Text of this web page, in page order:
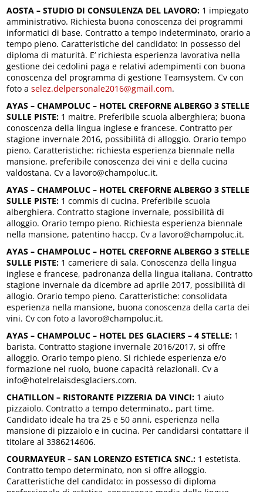
AOSTA – STUDIO DI CONSULENZA DEL LAVORO: 1 impiegato
amministrativo. Richiesta buona conoscenza dei programmi
informatici di base. Contratto a tempo indeterminato, orario a
tempo pieno. Caratteristiche del candidato: In possesso del
diploma di maturità. E’ richiesta esperienza lavorativa nella
gestione dei cedolini paga e relativi adempimenti con buona
conoscenza del programma di gestione Teamsystem. Cv con
foto aselez.delpersonale2016@gmail.com.
AYAS – CHAMPOLUC – HOTEL CREFORNE ALBERGO 3 STELLE
SULLE PISTE: 1 maitre. Preferibile scuola alberghiera; buona
conoscenza della lingua inglese e francese. Contratto per
stagione invernale 2016, possibilità di alloggio. Orario tempo
pieno. Caratteristiche: richiesta esperienza biennale nella
mansione, preferibile conoscenza dei vini e della cucina
valdostana. Cv a lavoro@champoluc.it.
AYAS – CHAMPOLUC – HOTEL CREFORNE ALBERGO 3 STELLE
SULLE PISTE: 1 commis di cucina. Preferibile scuola
alberghiera. Contratto stagione invernale, possibilità di
alloggio. Orario tempo pieno. Richiesta esperienza biennale
nella mansione, patentino haccp. Cv a lavoro@champoluc.it.
AYAS – CHAMPOLUC – HOTEL CREFORNE ALBERGO 3 STELLE
SULLE PISTE: 1 cameriere di sala. Conoscenza della lingua
inglese e francese, padronanza della lingua italiana. Contratto
stagione invernale da dicembre ad aprile 2017, possibilità di
allogio. Orario tempo pieno. Caratteristiche: consolidata
esperienza nella mansione, buona conoscenza della carta dei
vini. Cv con foto a lavoro@champoluc.it.
AYAS – CHAMPOLUC – HOTEL DES GLACIERS – 4 STELLE: 1
barista. Contratto stagione invernale 2016/2017, si offre
alloggio. Orario tempo pieno. Si richiede esperienza e/o
formazione nel ruolo, buone capacità relazionali. Cv a
info@hotelrelaisdesglaciers.com.
CHATILLON – RISTORANTE PIZZERIA DA VINCI: 1 aiuto
pizzaiolo. Contratto a tempo determinato., part time.
Candidato ideale ha tra 25 e 50 anni, esperienza nella
mansione di pizzaiolo e in cucina. Per candidarsi contattare il
titolare al 3386214606.
COURMAYEUR – SAN LORENZO ESTETICA SNC.: 1 estetista.
Contratto tempo determinato, non si offre alloggio.
Caratteristiche del candidato: in possesso di diploma